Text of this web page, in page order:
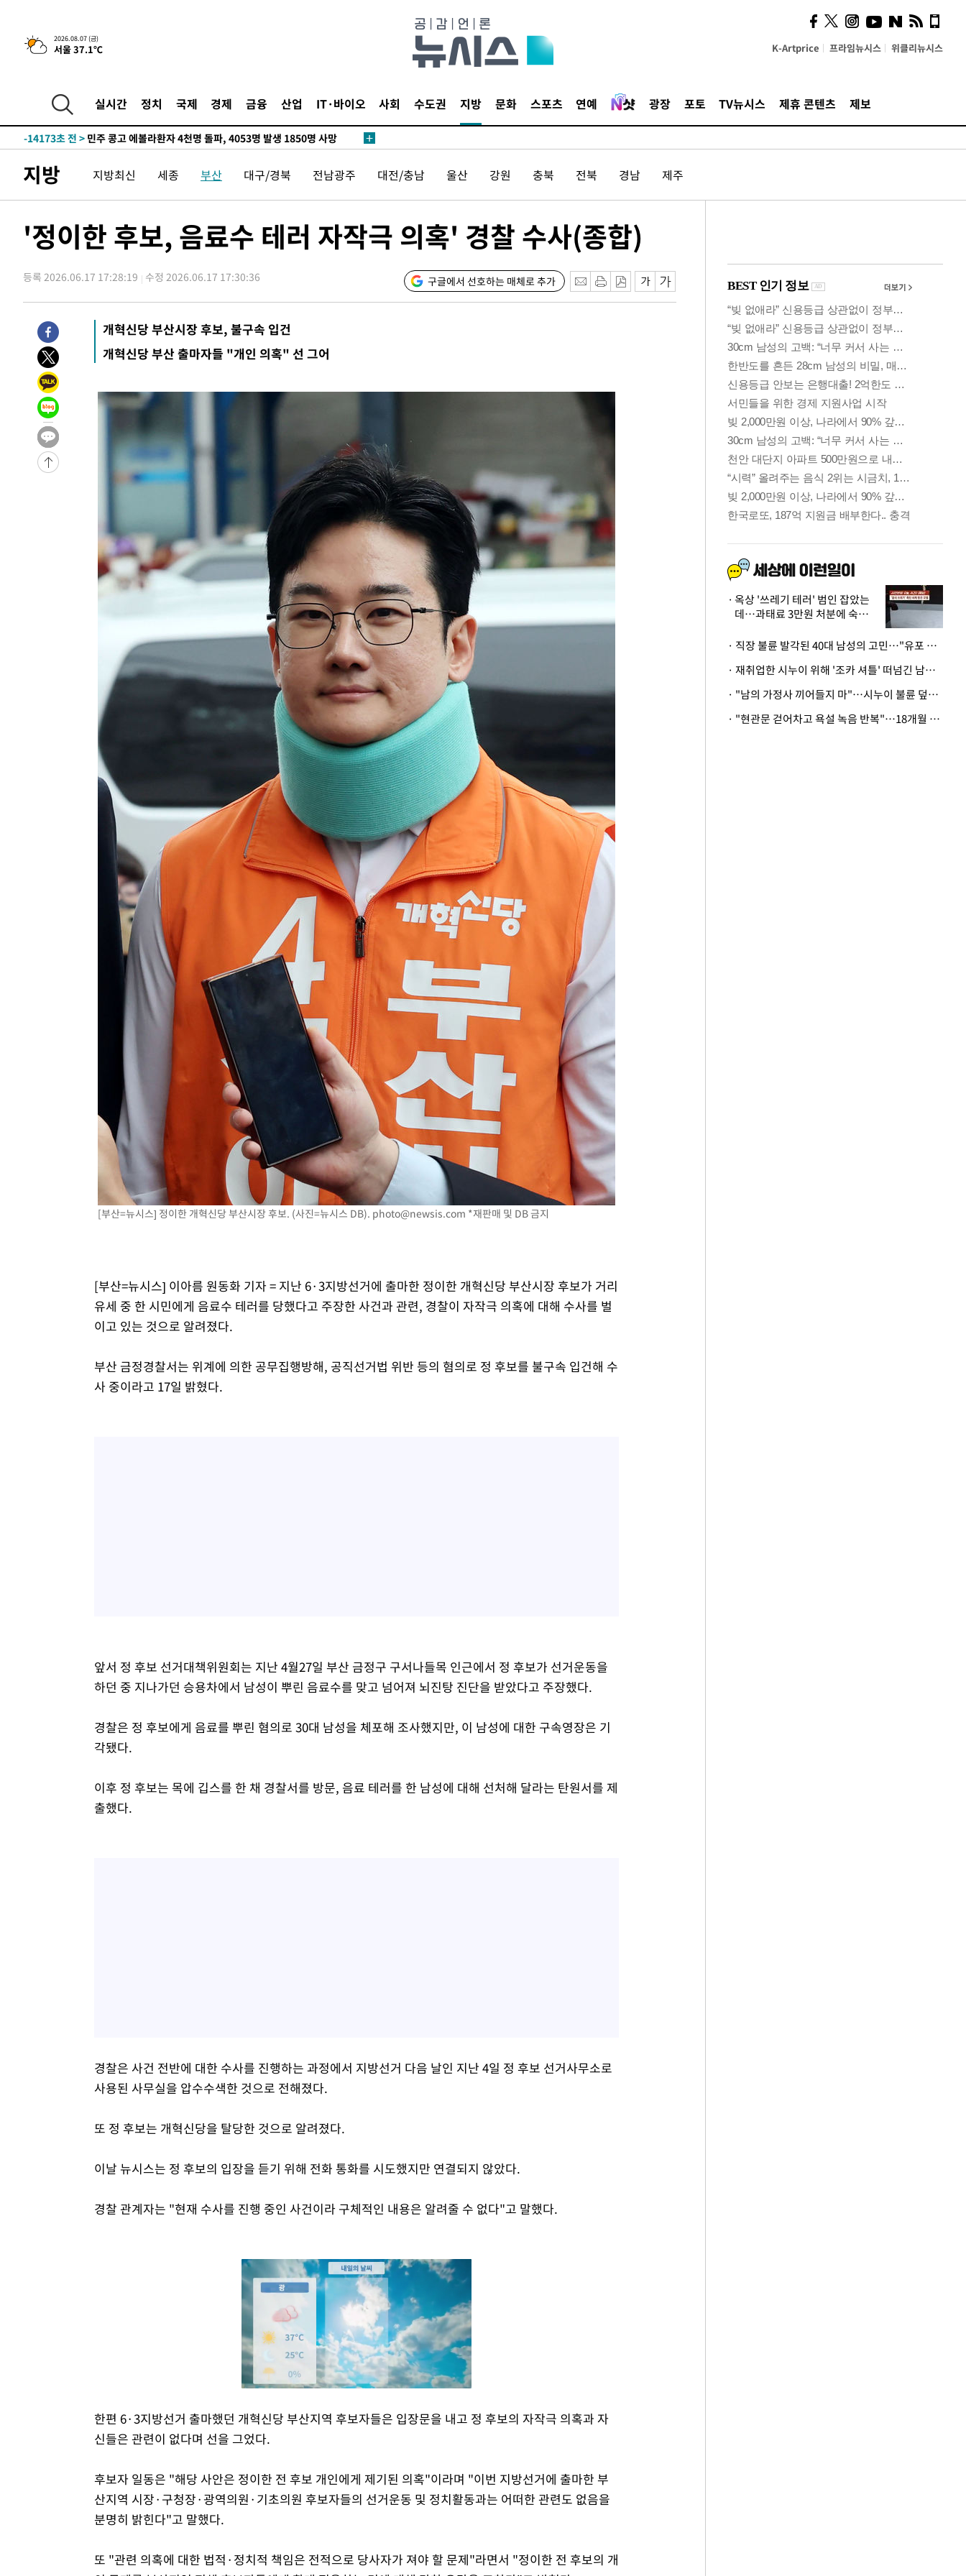
2026.08.07 (금)
서울 37.1℃ K-Artprice 프라임뉴시스 위클리뉴시스
실시간 정치 국제 경제 금융 산업 IT·바이오 사회 수도권 지방 문화 스포츠 연예 광장 포토 TV뉴시스 제휴 콘텐츠 제보
-28864초 전 >[속보]규제합리화위원회 부위원장에 김태유 서울대 공대 교수…이
병태 후임
-25222초 전 > [속보]국힘 윤리위, '돌려차기 발언' 진종오·서범수 징계 절차 개시
25.3%↑
-17707초 전 >
[속보]'채상병 순직 책임' 임성근, 항소심도 징역 3년
-17573초 전 >
-14173초 전 > 민주 콩고 에볼라환자 4천명 돌파, 4053명 발생 1850명 사망
-12617초 전 >
"미 전국적 살모네라 식중독 원인은 멕시코산 할라피뇨"-- CDC
-11130초 전 >[속보]경찰·노동부, HL만도 평택사업장 끼임 사망 관련 압수수색
압수수색
-10766초 전 >[속보]원·달러 환율, 오전 9시 1423.8원
-10548초 전 >[속보]코스닥, 5.95포인트(0.74%) 상승한 807.62개장
-10516초 전 >[속보]코스피, 6300선 재탈환…1.09% 오른 6365.07 개장
-7681초 전 >
시리아 다마스쿠스 교외에서 미니버스 폭발.. 14명 부상, 3명은 중태
-6979초 전 >
입추에도 극한더위…서울 낮 39도 '폭염중대경보'
-1943초 전 >
이란, 호르무즈서 "적국 목표물들"과 대치로 남부 케슘섬에서 두차
례 큰 폭발음
-31018초 전 >
-29891초 전 >
외신들도 주목한 韓축구 파문…"국민적 공분에 수사 재개"
-29862초 전 >
-28884초 전 >
[속보]규제합리화위원회 부위원장에 김태유 서울대 공대 교수…이
병태 후임
-25242초 전 >
[속보]국힘 윤리위, '돌려차기 발언' 진종오·서범수 징계 절차 개시
[속보] 7월 중국 수출 23.9%↑ 수입 27.5%↑…무역총액
[속보]'채상병 순직 책임' 임성근, 항소심도 징역 3년
[속보]종합특검, '관저이전 봐주기 감사' 유병호 구속기소
민주 콩고 에볼라환자 4천명 돌파, 4053명 발생 1850명 사망
[속보]'300억원대 사기 혐의' 차가원 대표 구속 송치
"미 전국적 살모네라 식중독 원인은 멕시코산 할라피뇨"-- CDC
[속보]경찰·노동부, HL만도 평택사업장 끼임 사망 관련 압수수색
[속보]합수본, '투표율 허위 입력' 중앙·서울·경기도 선관위 등 9곳
[속보]원·달러 환율, 오전 9시 1423.8원
[속보]삼성전자·SK하이닉스 동반 강보합…1%대 상승 출발
[속보]코스닥, 5.95포인트(0.74%) 상승한 807.62개장
[속보]코스피, 6300선 재탈환…1.09% 오른 6365.07 개장
시리아 다마스쿠스 교외에서 미니버스 폭발.. 14명 부상, 3명은 중태
입추에도 극한더위…서울 낮 39도 '폭염중대경보'
이란, 호르무즈서 "적국 목표물들"과 대치로 남부 케슘섬에서 두차
지방 지방최신 세종 부산 대구/경북 전남광주 대전/충남 울산 강원 충북 전북 경남 제주
'정이한 후보, 음료수 테러 자작극 의혹' 경찰 수사(종합)
등록 2026.06.17 17:28:19 수정 2026.06.17 17:30:36 구글에서 선호하는 매체로 추가
개혁신당 부산시장 후보, 불구속 입건
개혁신당 부산 출마자들 "개인 의혹" 선 그어
[부산=뉴시스] 정이한 개혁신당 부산시장 후보. (사진=뉴시스 DB). photo@newsis.com *재판매 및 DB 금지
[부산=뉴시스] 이아름 원동화 기자 = 지난 6·3지방선거에 출마한 정이한 개혁신당 부산시장 후보가 거리
유세 중 한 시민에게 음료수 테러를 당했다고 주장한 사건과 관련, 경찰이 자작극 의혹에 대해 수사를 벌
이고 있는 것으로 알려졌다.
부산 금정경찰서는 위계에 의한 공무집행방해, 공직선거법 위반 등의 혐의로 정 후보를 불구속 입건해 수
사 중이라고 17일 밝혔다.
앞서 정 후보 선거대책위원회는 지난 4월27일 부산 금정구 구서나들목 인근에서 정 후보가 선거운동을
하던 중 지나가던 승용차에서 남성이 뿌린 음료수를 맞고 넘어져 뇌진탕 진단을 받았다고 주장했다.
경찰은 정 후보에게 음료를 뿌린 혐의로 30대 남성을 체포해 조사했지만, 이 남성에 대한 구속영장은 기
각됐다.
이후 정 후보는 목에 깁스를 한 채 경찰서를 방문, 음료 테러를 한 남성에 대해 선처해 달라는 탄원서를 제
출했다.
경찰은 사건 전반에 대한 수사를 진행하는 과정에서 지방선거 다음 날인 지난 4일 정 후보 선거사무소로
사용된 사무실을 압수수색한 것으로 전해졌다.
또 정 후보는 개혁신당을 탈당한 것으로 알려졌다.
이날 뉴시스는 정 후보의 입장을 듣기 위해 전화 통화를 시도했지만 연결되지 않았다.
경찰 관계자는 "현재 수사를 진행 중인 사건이라 구체적인 내용은 알려줄 수 없다"고 말했다.
한편 6·3지방선거 출마했던 개혁신당 부산지역 후보자들은 입장문을 내고 정 후보의 자작극 의혹과 자
신들은 관련이 없다며 선을 그었다.
후보자 일동은 "해당 사안은 정이한 전 후보 개인에게 제기된 의혹"이라며 "이번 지방선거에 출마한 부
산지역 시장·구청장·광역의원·기초의원 후보자들의 선거운동 및 정치활동과는 어떠한 관련도 없음을
분명히 밝힌다"고 말했다.
또 "관련 의혹에 대한 법적·정치적 책임은 전적으로 당사자가 져야 할 문제"라면서 "정이한 전 후보의 개
시, 스마트폰 액세서리에
NFC 더했다
옥상 '쓰레기 테러' 범인 잡았는
데…과태료 3만원 처분에 숙박업
· 직장 불륜 발각된 40대 남성의 고민…"유포 동료 명예훼손·협박죄 고소 가능할까"
· 재취업한 시누이 위해 '조카 셔틀' 떠넘긴 남편…아내 "난 못한다"
· "남의 가정사 끼어들지 마"…시누이 불륜 덮으려는 남편에 억울한 아내
· "현관문 걷어차고 욕설 녹음 반복"…18개월 아기 키우는 집 뒤흔든 '앞집의 비극'